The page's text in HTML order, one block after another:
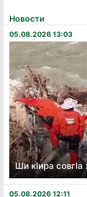
Новости
05.08.2026 13:03
Ши кӏира
05.08.2026 12:11